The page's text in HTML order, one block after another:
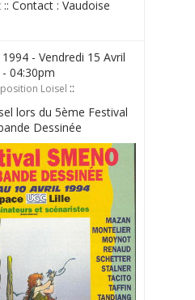
:: Contact : Vaudoise
- Vendredi 15 Avril
04:30pm
Loisel ::
lors du 5ème Festival
Dessinée